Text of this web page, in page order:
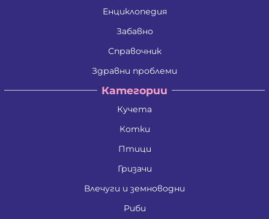
Енциклопедия
Забавно
Справочник
Здравни проблеми
Категории
Кучета
Котки
Птици
Гризачи
Влечуги и земноводни
Риби